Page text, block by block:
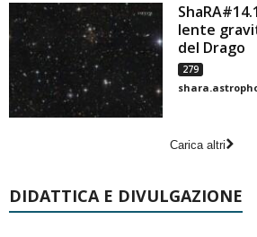
lente
del Drago
279
Carica altri
DIDATTICA E DIVULGAZIONE